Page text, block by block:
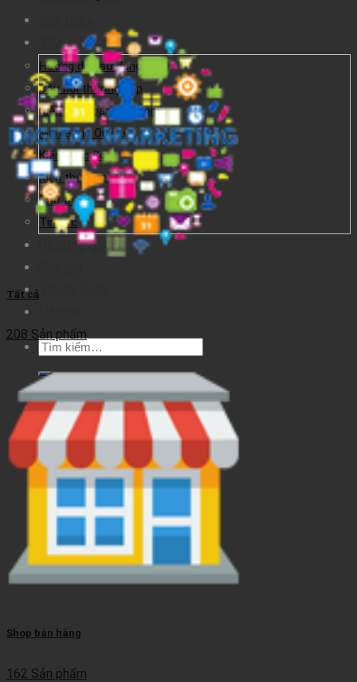
Tiện ích
Hướng dẫn sử dụng
Câu hỏi thường gặp
Kiến thức bán hàng online
Marketing Online
Kiến thức Seo
Kiến thức website
Thủ thuật
Tin tức
Hosting giá rẻ
Tìm
kiếm:
Giỏ hàng
Tất cả
208 Sản phẩm
Shop bán hàng
162 Sản phẩm